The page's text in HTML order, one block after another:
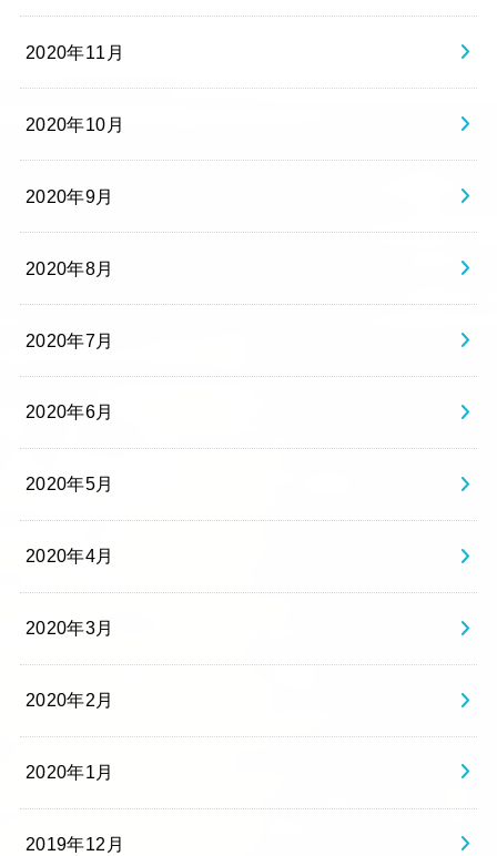
2020年11月
2020年10月
2020年9月
2020年8月
2020年7月
2020年6月
2020年5月
2020年4月
2020年3月
2020年2月
2020年1月
2019年12月